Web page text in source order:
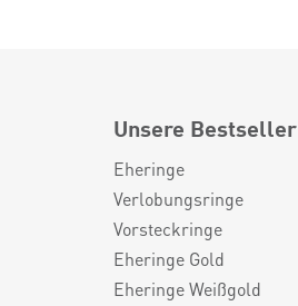
Unsere Bestseller
Eheringe
Verlobungsringe
Vorsteckringe
Eheringe Gold
Eheringe Weißgold